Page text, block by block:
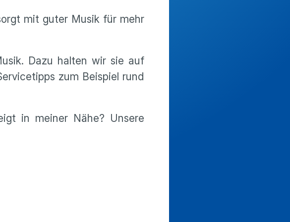
mit guter Musik für mehr
Dazu halten wir sie auf
zum Beispiel rund
in meiner Nähe? Unsere